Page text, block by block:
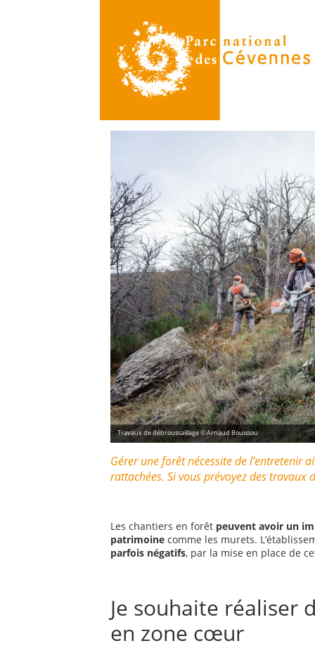
Travaux de débroussaillage © Arnaud Bouissou
Gérer une forêt nécessite de l’entretenir
rattachées. Si vous prévoyez des travaux
Les chantiers en forêt peuvent avoir un
patrimoine comme les murets.
parfois négatifs, par la mise en place de
Je souhaite réaliser
en zone cœur